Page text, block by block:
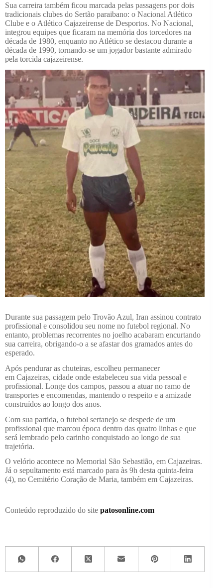
Sua carreira também ficou marcada pelas passagens por dois
tradicionais clubes do Sertão paraibano: o Nacional Atlético
Clube e o Atlético Cajazeirense de Desportos. No Nacional,
integrou equipes que ficaram na memória dos torcedores na
década de 1980, enquanto no Atlético se destacou durante a
década de 1990, tornando-se um jogador bastante admirado
pela torcida cajazeirense.
Durante sua passagem pelo Trovão Azul, Iran assinou contrato
profissional e consolidou seu nome no futebol regional. No
entanto, problemas recorrentes no joelho acabaram encurtando
sua carreira, obrigando-o a se afastar dos gramados antes do
esperado.
Após pendurar as chuteiras, escolheu permanecer
em Cajazeiras, cidade onde estabeleceu sua vida pessoal e
profissional. Longe dos campos, passou a atuar no ramo de
transportes e encomendas, mantendo o respeito e a amizade
construídos ao longo dos anos.
Com sua partida, o futebol sertanejo se despede de um
profissional que marcou época dentro das quatro linhas e que
será lembrado pelo carinho conquistado ao longo de sua
trajetória.
O velório acontece no Memorial São Sebastião, em Cajazeiras.
Já o sepultamento está marcado para às 9h desta quinta-feira
(4), no Cemitério Coração de Maria, também em Cajazeiras.
Conteúdo reproduzido do site patosonline.com